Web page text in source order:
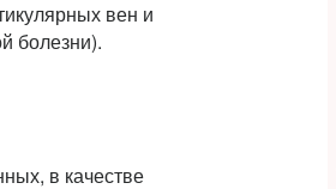
вен и
болезни).
в качестве